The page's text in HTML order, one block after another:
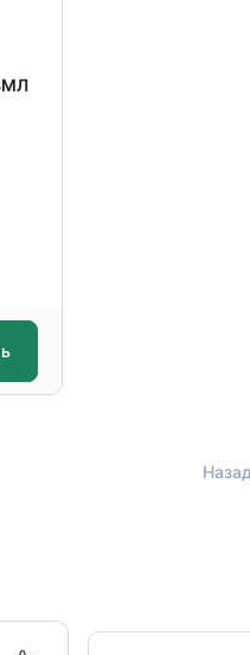
Назад